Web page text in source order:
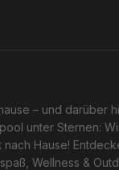
– und darüber
unter Sternen:
Hause!
Wellness &